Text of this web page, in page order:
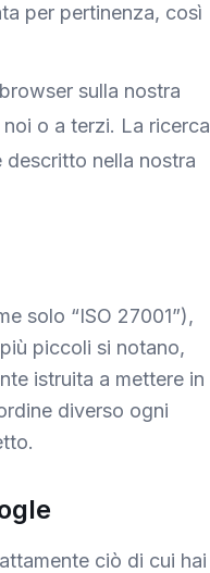
per pertinenza, così
sulla nostra
o a terzi. La ricerca
nella nostra
solo “ISO 27001”),
piccoli si notano,
istruita a mettere in
diverso ogni
ciò di cui hai